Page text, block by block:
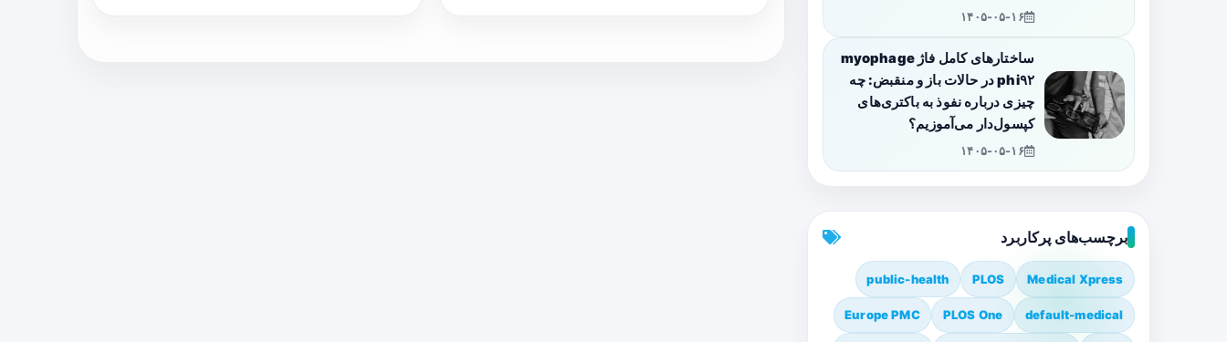
۱۴۰۵-۰۵-۱۶
ساختارهای کامل فاژ myophage
phi۹۲ در حالات باز و منقبض: چه
چیزی درباره نفوذ به باکتری‌های
کپسول‌دار می‌آموزیم؟
۱۴۰۵-۰۵-۱۶
برچسب‌های پرکاربرد
Medical Xpress
PLOS
public-health
default-medical
PLOS One
Europe PMC